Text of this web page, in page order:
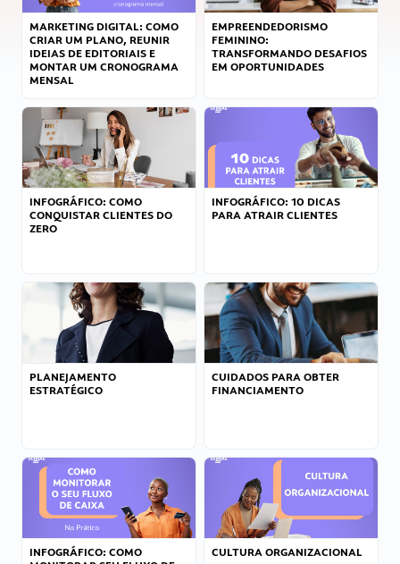
MARKETING DIGITAL: COMO
CRIAR UM PLANO, REUNIR
IDEIAS DE EDITORIAIS E
MONTAR UM CRONOGRAMA
MENSAL
EMPREENDEDORISMO
FEMININO:
TRANSFORMANDO DESAFIOS
EM OPORTUNIDADES
INFOGRÁFICO: COMO
CONQUISTAR CLIENTES DO
ZERO
INFOGRÁFICO: 10 DICAS
PARA ATRAIR CLIENTES
PLANEJAMENTO
ESTRATÉGICO
CUIDADOS PARA OBTER
FINANCIAMENTO
INFOGRÁFICO: COMO
CULTURA ORGANIZACIONAL